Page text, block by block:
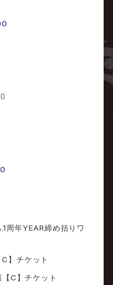
周年YEAR締め括りワ
C 】チケット
C 】チケット